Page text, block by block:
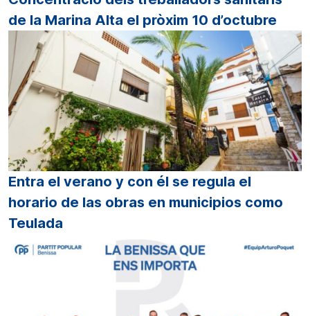
de la Marina Alta el pròxim 10 d’octubre
Entra el verano y con él se regula el
horario de las obras en municipios como
Teulada